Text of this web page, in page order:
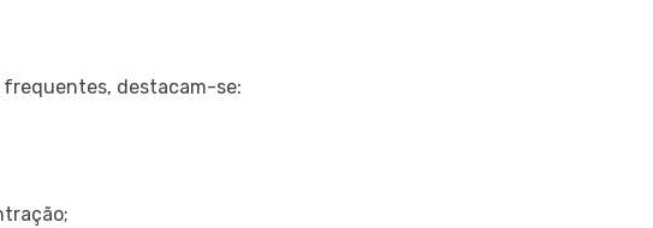
destacam-se: